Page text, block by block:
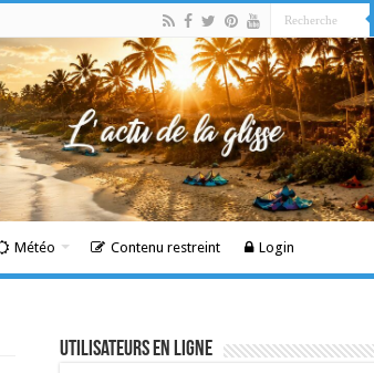
Météo Contenu restreint Login
Utilisateurs en ligne